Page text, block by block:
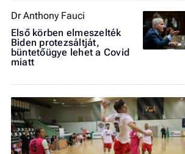
Dr Anthony Fauci
Első körben elmeszelték
Biden protezsáltját,
büntetőügye lehet a Covid
miatt